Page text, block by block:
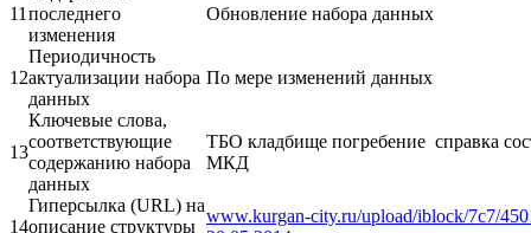
11 последнего
изменения
Обновление набора данных
12
Периодичность
актуализации набора
данных
По мере изменений данных
13
Ключевые слова,
соответствующие
содержанию набора
данных
ТБО кладбище погребение справка
МКД
14
Гиперсылка (URL) на
описание структуры
www.kurgan-city.ru/upload/iblock/7c7/